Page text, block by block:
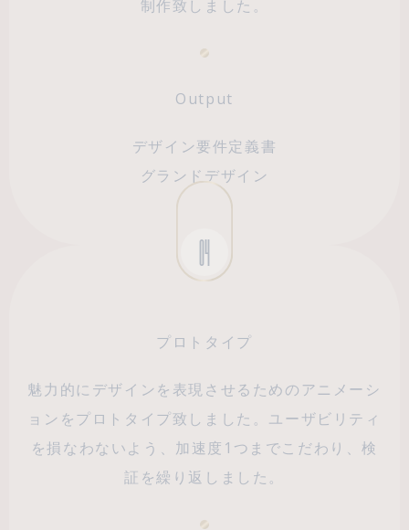
制作致しました。
Output
デザイン要件定義書
グランドデザイン
04
プロトタイプ
魅力的にデザインを表現させるためのアニメーシ
ョンをプロトタイプ致しました。ユーザビリティ
を損なわないよう、加速度1つまでこだわり、検
証を繰り返しました。